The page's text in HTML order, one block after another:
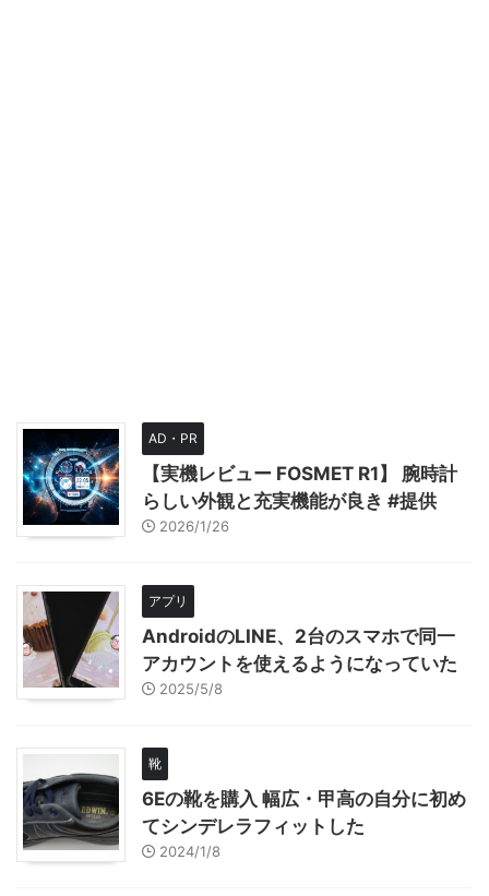
AD・PR
【実機レビュー FOSMET R1】 腕時計
らしい外観と充実機能が良き #提供
2026/1/26
アプリ
AndroidのLINE、2台のスマホで同一
アカウントを使えるようになっていた
2025/5/8
靴
6Eの靴を購入 幅広・甲高の自分に初め
てシンデレラフィットした
2024/1/8